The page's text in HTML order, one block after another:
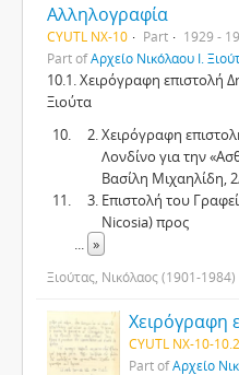
Αλληλογραφία
CYUTL NX-10 Part
1929 -
Part ofΑρχείο Νικόλαου Ι.
10.1. Χειρόγραφη επιστολή
Ξιούτα
Χειρόγραφη
Λονδίνο για την
Βασίλη Μιχαηλίδη,
Επιστολή του
Nicosia) προς
... »
Ξιούτας, Νικόλαος (1901-1984)
CYUTL NX-10-10.2
Part ofΑρχείο